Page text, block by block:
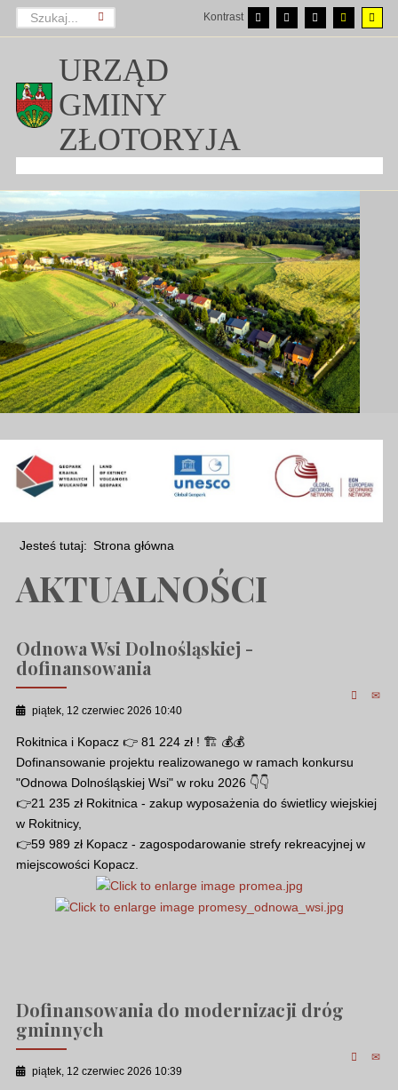
Kontrast
URZĄD
GMINY
ZŁOTORYJA
Jesteś tutaj: Strona główna
AKTUALNOŚCI
Odnowa Wsi Dolnośląskiej -
dofinansowania
piątek, 12 czerwiec 2026 10:40
Rokitnica i Kopacz 👉 81 224 zł ! 🏗 💰💰
Dofinansowanie projektu realizowanego w ramach konkursu
"Odnowa Dolnośląskiej Wsi" w roku 2026 👇👇
👉21 235 zł Rokitnica - zakup wyposażenia do świetlicy wiejskiej
w Rokitnicy,
👉59 989 zł Kopacz - zagospodarowanie strefy rekreacyjnej w
miejscowości Kopacz.
Dofinansowania do modernizacji dróg
gminnych
piątek, 12 czerwiec 2026 10:39